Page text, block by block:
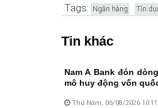
Tags: Ngân hàng Tín
Tin khác
Nam A Bank đón
mô huy động vốn
Thứ Năm, 06/08/2026 10:11